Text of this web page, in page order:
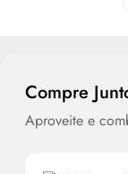
Compre
Aproveite e